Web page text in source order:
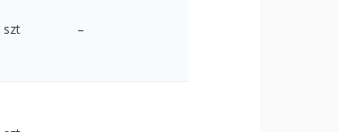
szt –